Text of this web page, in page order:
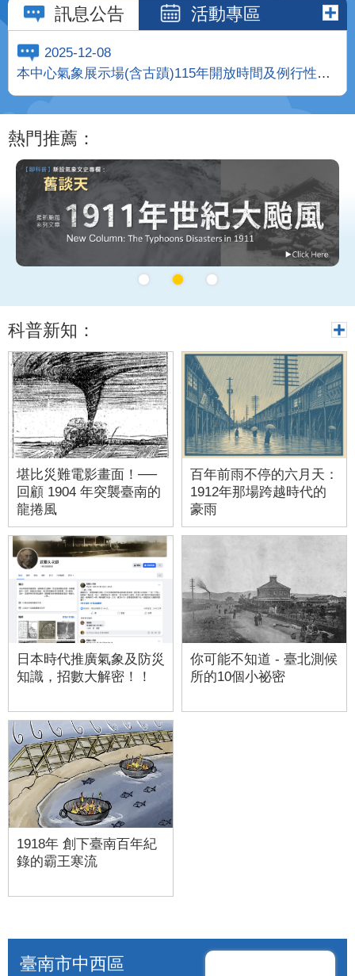
訊息公告
2025-12-08
本中心氣象展示場(含古蹟)115年開放時間及例行性活
動時間公告
活動專區
熱門推薦：
科普新知：
堪比災難電影畫面！──
回顧 1904 年突襲臺南的
龍捲風
百年前雨不停的六月天：
1912年那場跨越時代的
豪雨
日本時代推廣氣象及防災
知識，招數大解密！！
你可能不知道 - 臺北測候
所的10個小祕密
1918年 創下臺南百年紀
錄的霸王寒流
臺南市中西區